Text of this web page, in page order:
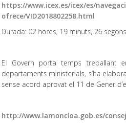
https://www.icex.es/icex/es/
ofrece/VID2018802258.html
Durada: 02 hores, 19 minuts, 26 segons
El Govern porta temps treballant
departaments ministerials, s’ha
sense acord aprovat el 11 de Gener
http://www.lamoncloa.gob.es/